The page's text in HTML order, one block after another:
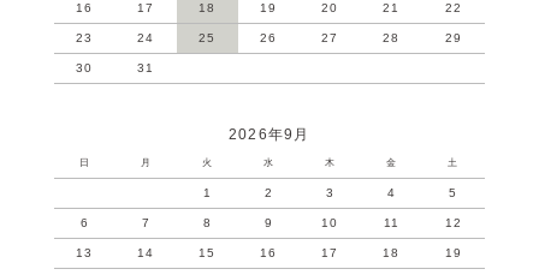
16 17 18 19 20 21 22
23 24 25 26 27 28 29
30 31
2026年9月
日 月 火 水 木 金 土
1 2 3 4 5
6 7 8 9 10 11 12
13 14 15 16 17 18 19